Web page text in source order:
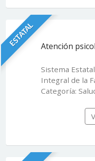
ESTATAL Atención
Sistema
Integral de la
Categoría: